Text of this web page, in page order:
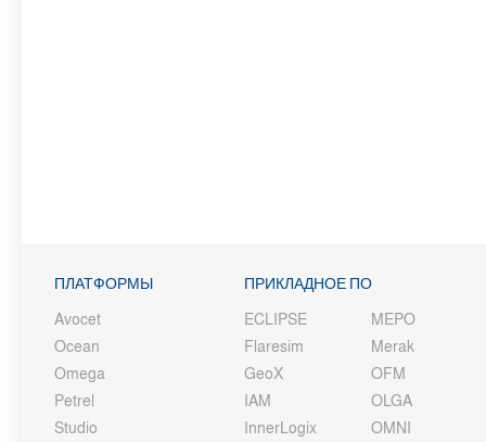
ПЛАТФОРМЫ
Avocet
Ocean
Omega
Petrel
Studio
ПРИКЛАДНОЕ ПО
ECLIPSE
Flaresim
GeoX
IAM
InnerLogix
MEPO
Merak
OFM
OLGA
OMNI